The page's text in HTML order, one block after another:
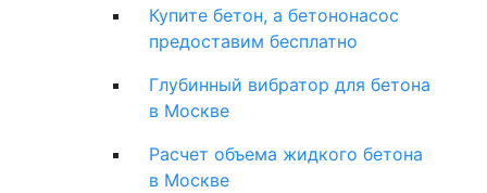
Купите бетон, а бетононасос
предоставим бесплатно
Глубинный вибратор для бетона
в Москве
Расчет объема жидкого бетона
в Москве